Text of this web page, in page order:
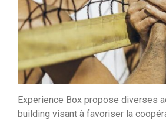
Experience Box propose diverses
building visant à favoriser la